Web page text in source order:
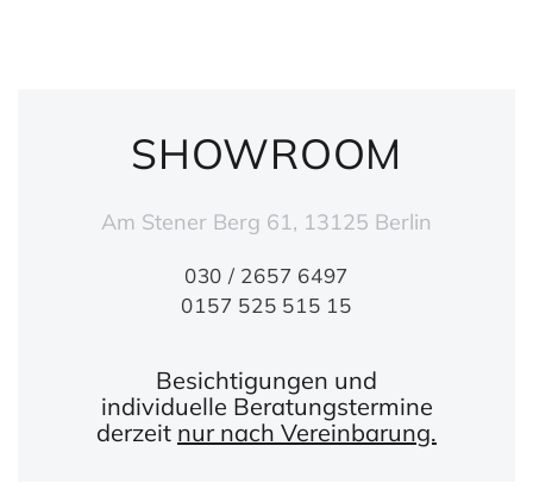
SHOWROOM
Am Stener Berg 61, 13125 Berlin
030 / 2657 6497
0157 525 515 15
Besichtigungen und
individuelle Beratungstermine
derzeit nur nach Vereinbarung.